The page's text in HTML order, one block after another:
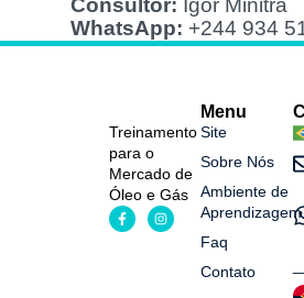
Consultor: Igor Minitra
WhatsApp: +244 934
Treinamento
para o
Mercado de
Óleo e Gás
Menu
Site
Sobre Nós
Ambiente de
Aprendizagem
Faq
Contato